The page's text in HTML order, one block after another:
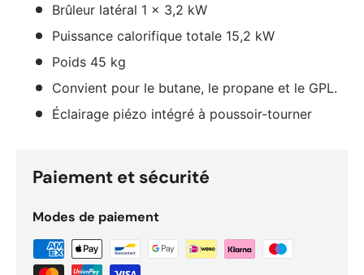
Brûleur latéral 1 x 3,2 kW
Puissance calorifique totale 15,2 kW
Poids 45 kg
Convient pour le butane, le propane et le GPL.
Éclairage piézo intégré à poussoir-tourner
Paiement et sécurité
Modes de paiement